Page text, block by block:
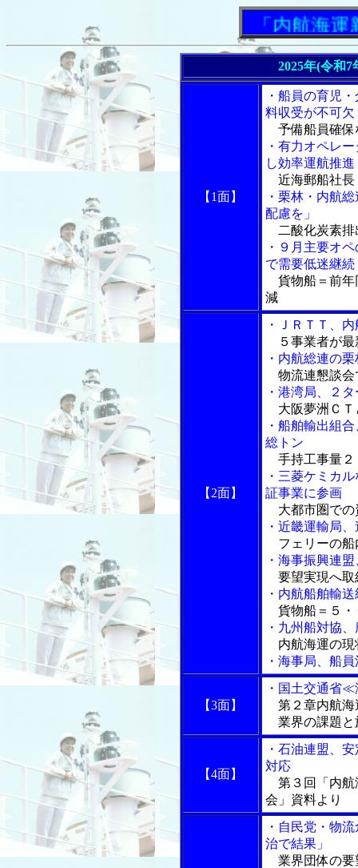
「内航海運新
2025年(令和
【1面】
・船員の育児
料収受が不可欠
予備船員確保
・有力オペレ
し効率運航推進
近海郵船社
・栗林・内航
配慮を」
二酸化炭素排
・９月主要オ
で需要低迷継続
貨物船＝前年
減
【2面】
・ＪＲＴＴ、
５事業者が最
・内航総連の
物流連懇談会
・港湾局、２
大阪夢洲ＣＴ
・船舶輸出組
総トン
手持工事量２
・三菱ケミカ
証事業に参画
大都市圏での
・近畿運輸局
フェリーの船
・海事振興連
要望実現へ取
・内航船舶輸
貨物船＝５・
・九州船対協
内航海運の現
・海事局、船
【3面】
・国土交通省
第２章内航海
業界の課題と
【4面】
・石油連盟、
対応
第３回「内航
会」資料より
・自民党・物
治で結果」
業界団体の要